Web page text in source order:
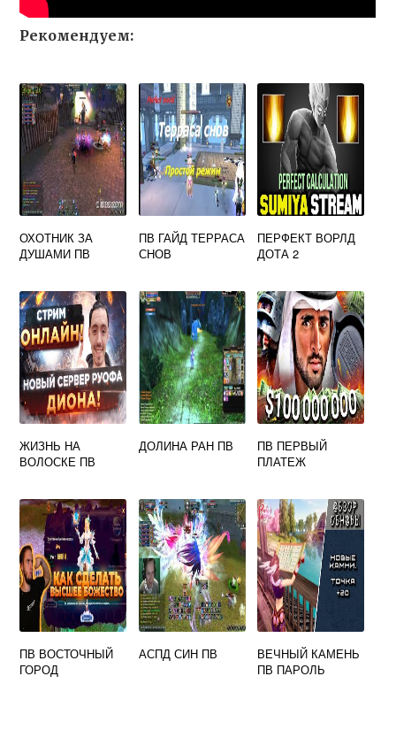
Рекомендуем:
ОХОТНИК ЗА
ДУШАМИ ПВ
ПВ ГАЙД ТЕРРАСА
СНОВ
ПЕРФЕКТ ВОРЛД
ДОТА 2
ЖИЗНЬ НА
ВОЛОСКЕ ПВ
ДОЛИНА РАН ПВ
ПВ ПЕРВЫЙ
ПЛАТЕЖ
ПВ ВОСТОЧНЫЙ
ГОРОД
АСПД СИН ПВ
ВЕЧНЫЙ КАМЕНЬ
ПВ ПАРОЛЬ